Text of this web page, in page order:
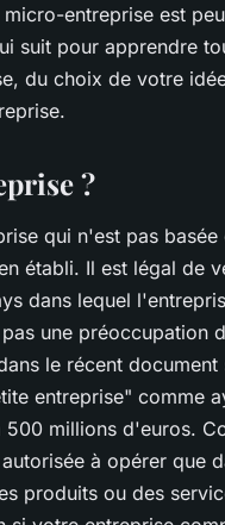
entreprise est
suit pour apprendre
du choix de votre
?
qui n'est pas basée
établi. Il est légal de
dans lequel
une préoccupation
le récent
entreprise" comme
millions d'euros.
à opérer que
produits ou des